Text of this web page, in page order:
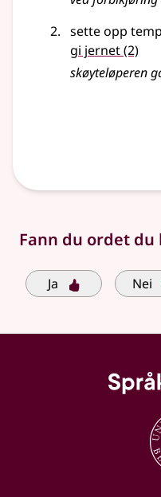
sette opp
gi jernet(2)
skøyteløperen
Fann du ordet
Ja Nei